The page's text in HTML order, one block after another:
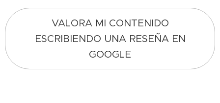
VALORA MI CONTENIDO
ESCRIBIENDO UNA RESEÑA EN
GOOGLE
2026-04-01